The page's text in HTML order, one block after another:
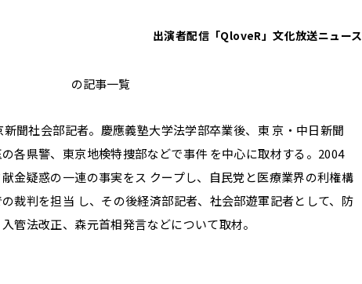
出演者配信「QloveR」文化放送ニュース
望月衣塑子
の記事一覧
聞社会部記者。慶應義塾大学法学部卒業後、東 京・中日新聞
各県警、東京地検特捜部などで事件 を中心に取材する。2004
金疑惑の一連の事実をス クープし、自民党と医療業界の利権構
裁判を担当 し、その後経済部記者、社会部遊軍記者として、防
管法改正、森元首相発言などについて取材。